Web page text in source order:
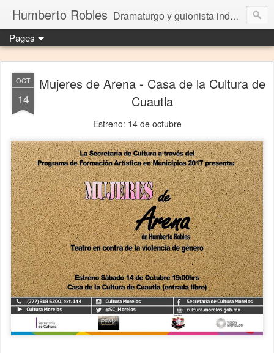
Humberto Robles Dramaturgo y guionista independiente
Pages
OCT
14
Mujeres de Arena - Casa de la Cultura de
Cuautla
Estreno: 14 de octubre